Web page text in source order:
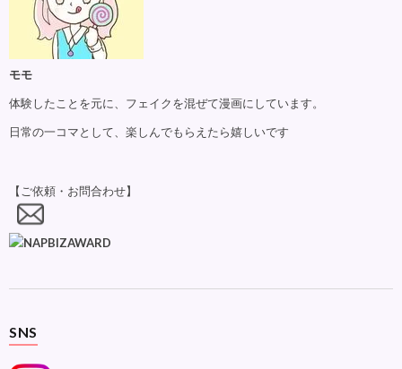
モモ
体験したことを元に、フェイクを混ぜて漫画にしています。
日常の一コマとして、楽しんでもらえたら嬉しいです
【ご依頼・お問合わせ】
SNS